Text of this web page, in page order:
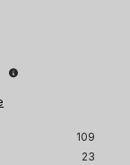
109
23